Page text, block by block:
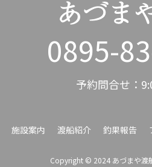
0895-
予約問合せ：
施設案内 渡船紹介 釣果報告
Copyright © 2024 あづまや渡